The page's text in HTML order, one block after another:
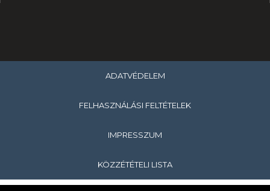
ADATVÉDELEM
FELHASZNÁLÁSI FELTÉTELEK
IMPRESSZUM
KÖZZÉTÉTELI LISTA